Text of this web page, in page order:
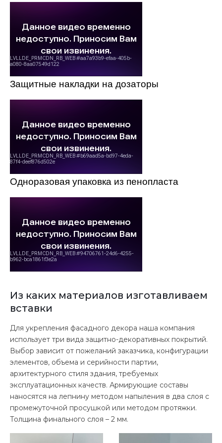
Защитные накладки на дозаторы
Одноразовая упаковка из пенопласта
Из каких материалов изготавливаем
вставки
Для укрепления фасадного декора наша компания
использует три вида защитно-декоративных покрытий.
Выбор зависит от пожеланий заказчика, конфигурации
элементов, объема и серийности партии,
архитектурного стиля здания, требуемых
эксплуатационных качеств. Армирующие составы
наносятся на лепнину методом напыления в два слоя с
промежуточной просушкой или методом протяжки.
Толщина финального слоя – 2 мм.